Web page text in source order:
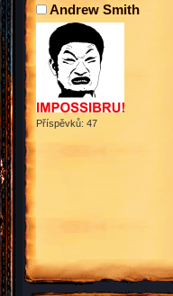
Andrew Smith
Příspěvků: 47